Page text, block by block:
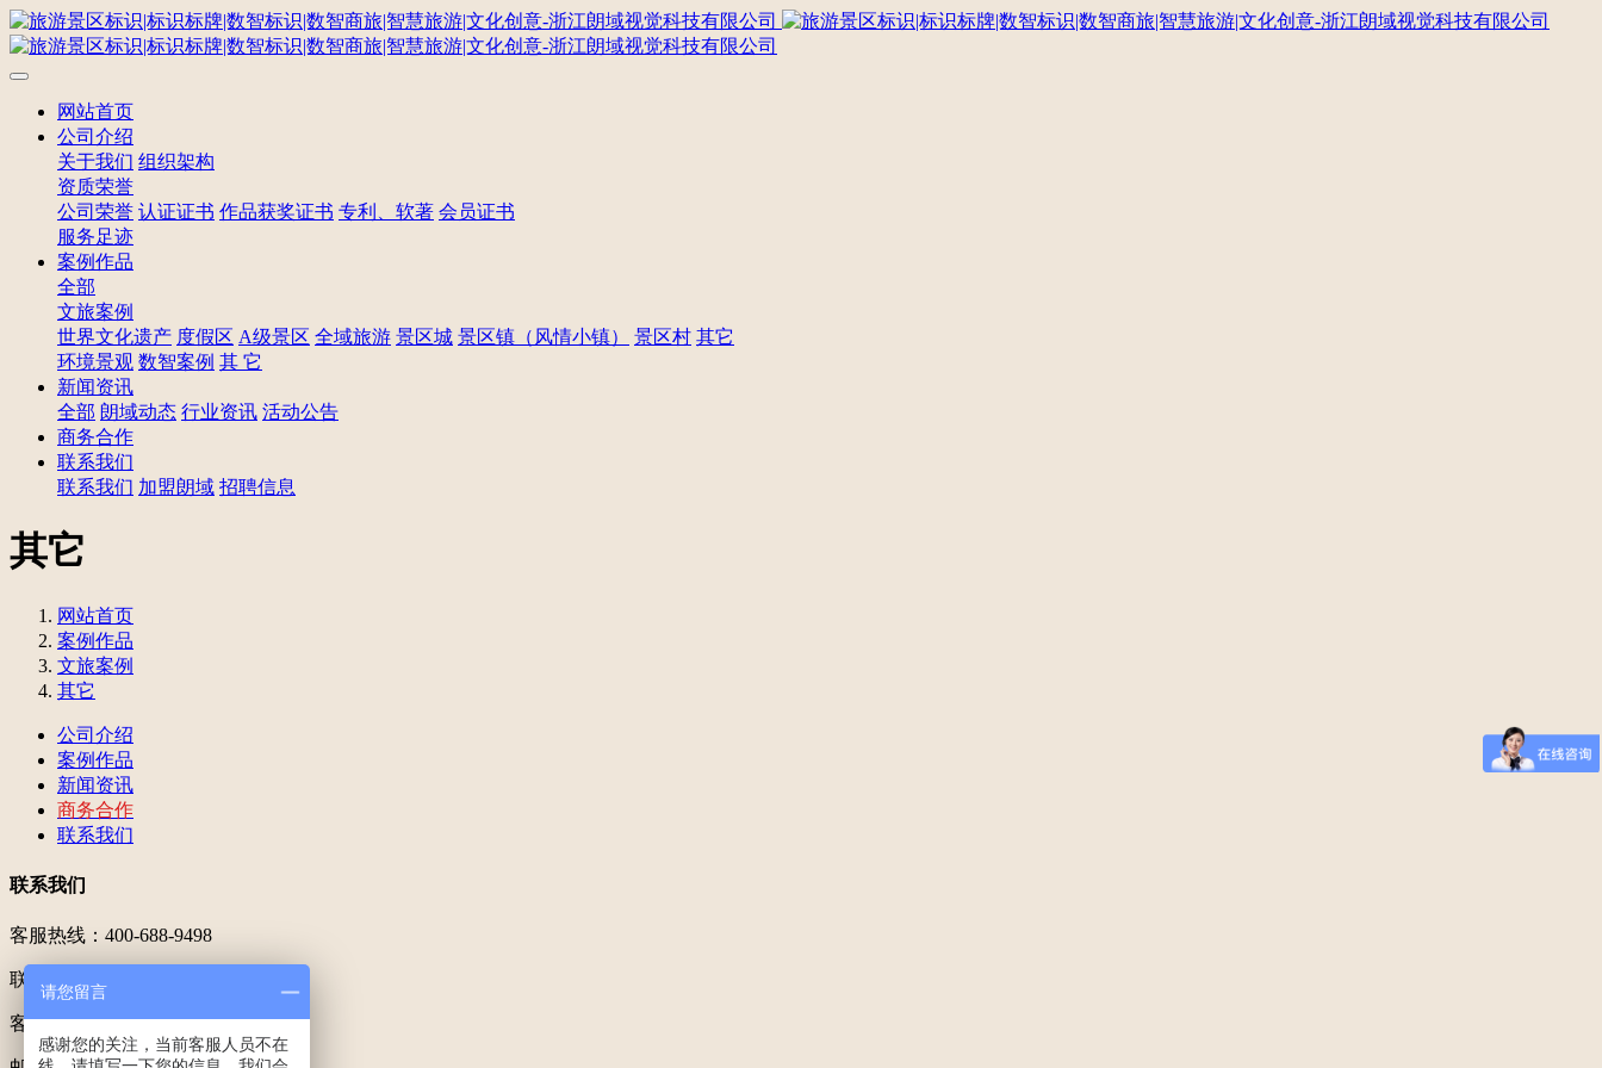
网站首页
公司介绍
关于我们 组织架构
资质荣誉
公司荣誉 认证证书 作品获奖证书 专利、软著 会员证书
服务足迹
案例作品
全部
文旅案例
世界文化遗产 度假区 A级景区 全域旅游 景区城 景区镇（风情小镇） 景区村 其它
环境景观 数智案例 其 它
新闻资讯
全部 朗域动态 行业资讯 活动公告
商务合作
联系我们
联系我们 加盟朗域 招聘信息
其它
网站首页
案例作品
文旅案例
其它
公司介绍
案例作品
新闻资讯
商务合作
联系我们
联系我们
客服热线：400-688-9498
联系专线：199 5789 5533
客服QQ：200600571
请您留言
感谢您的关注，当前客服人员不在